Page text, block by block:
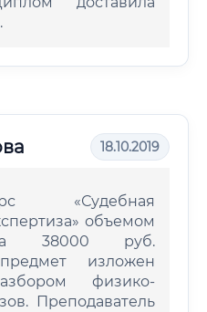
18.10.2019
«Судебная
объемом
38000 руб.
изложен
физико-
Преподаватель